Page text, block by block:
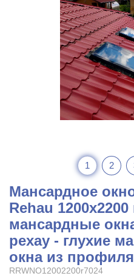
1 2
Мансардное
Rehau
мансардные
рехау - глухие
окна из
RRWNO12002200r7024